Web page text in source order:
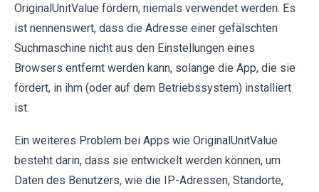
OriginalUnitValue fördern, niemals verwendet werden. Es
ist nennenswert, dass die Adresse einer gefälschten
Suchmaschine nicht aus den Einstellungen eines
Browsers entfernt werden kann, solange die App, die sie
fördert, in ihm (oder auf dem Betriebssystem) installiert
ist.
Ein weiteres Problem bei Apps wie OriginalUnitValue
besteht darin, dass sie entwickelt werden können, um
Daten des Benutzers, wie die IP-Adressen, Standorte,